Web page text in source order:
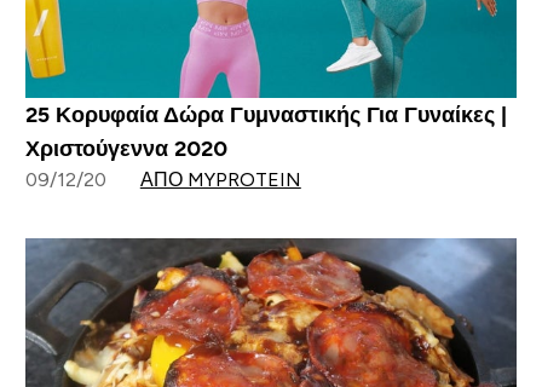
25 Κορυφαία Δώρα Γυμναστικής Για Γυναίκες |
Χριστούγεννα 2020
09/12/20 ΑΠΌ MYPROTEIN